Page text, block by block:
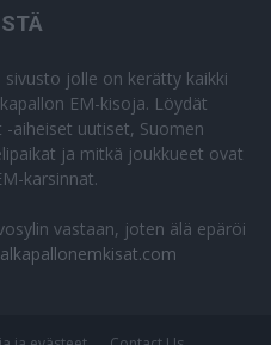
sivusto jolle on kerätty kaikki
EM-kisoja. Löydät
aiheiset uutiset, Suomen
ja mitkä joukkueet ovat
karsinnat.
vastaan, joten älä epäröi